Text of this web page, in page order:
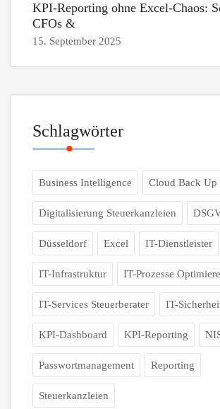
KPI-Reporting ohne Excel-Chaos:
CFOs &
15. September 2025
Schlagwörter
Business Intelligence Cloud Back Up
Digitalisierung Steuerkanzleien
Düsseldorf Excel IT-Dienstleister
IT-Infrastruktur IT-Prozesse
IT-Services Steuerberater IT-
KPI-Dashboard KPI-Reporting
Passwortmanagement Reporting
Steuerkanzleien